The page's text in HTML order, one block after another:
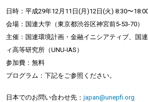
日時：平成29年12月11日(月)12日(火) 8:30〜
会場：国連大学（東京都渋谷区神宮前5-53-70）
主催：国連環境計画・金融イニシアティブ、国
ィ高等研究所（UNU-IAS）
参加費：無料
プログラム：下記をご参照ください。
日本でのお問い合わせ先： japan@unepfi.org